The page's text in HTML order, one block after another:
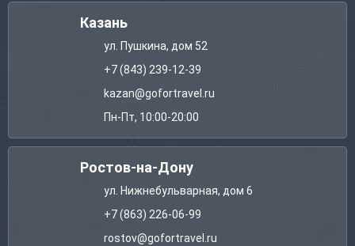
Казань
ул. Пушкина, дом 52
+7 (843) 239-12-39
kazan@gofortravel.ru
Пн-Пт, 10:00-20:00
Ростов-на-Дону
ул. Нижнебульварная, дом 6
+7 (863) 226-06-99
rostov@gofortravel.ru